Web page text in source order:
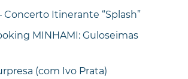
Concerto Itinerante “Splash”
MINHAMI: Guloseimas
(com Ivo Prata)